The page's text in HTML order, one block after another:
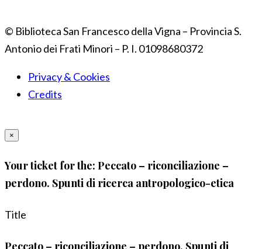
© Biblioteca San Francesco della Vigna – Provincia S.
Antonio dei Frati Minori – P. I. 01098680372
Privacy & Cookies
Credits
×
Your ticket for the: Peccato – riconciliazione –
perdono. Spunti di ricerca antropologico-etica
Title
Peccato – riconciliazione – perdono. Spunti di